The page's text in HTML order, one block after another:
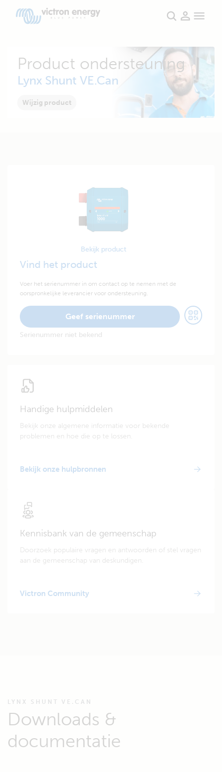
Product ondersteuning
Lynx Shunt VE.Can
Wijzig product
Bekijk product
Vind het product
Voer het serienummer in om contact op te nemen met de
oorspronkelijke leverancier voor ondersteuning.
Geef serienummer
Serienummer niet bekend
Handige hulpmiddelen
Bekijk onze algemene informatie voor bekende
problemen en hoe die op te lossen.
Bekijk onze hulpbronnen
Kennisbank van de gemeenschap
Doorzoek populaire vragen en antwoorden of stel vragen
aan de gemeenschap van deskundigen.
Victron Community
LYNX SHUNT VE.CAN
Downloads &
documentatie